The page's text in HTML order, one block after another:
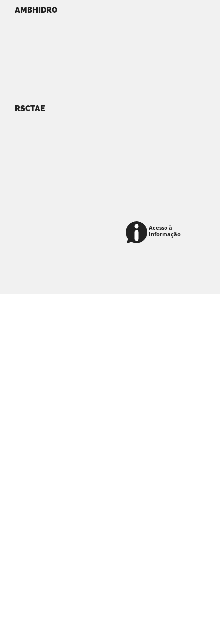
AMBHIDRO
RSCTAE